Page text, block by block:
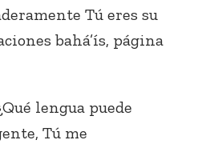
Tú eres su
bahá’ís, página
lengua puede
Tú me